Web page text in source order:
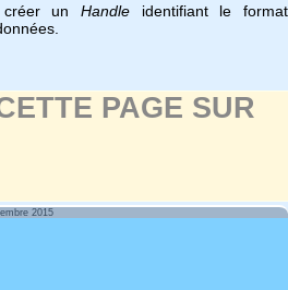
créer un Handle identifiant le format
PAGE SUR
2015